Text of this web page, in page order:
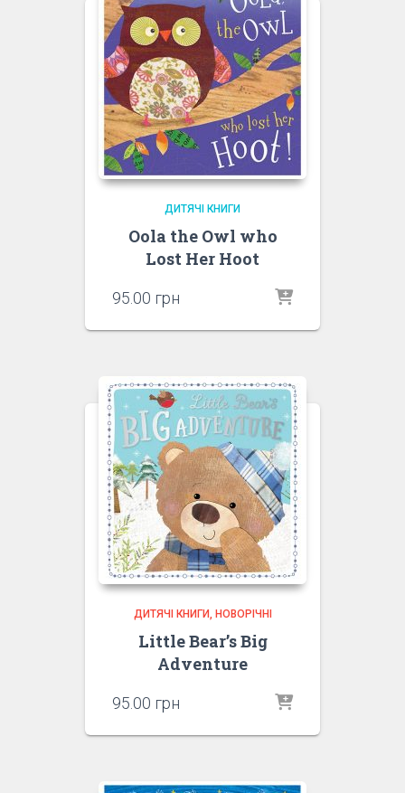
ДИТЯЧІ КНИГИ
Oola the Owl who
Lost Her Hoot
95.00 грн
ДИТЯЧІ КНИГИ НОВОРІЧНІ
Little Bear’s Big
Adventure
95.00 грн